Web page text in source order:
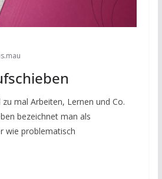
zu mal Arbeiten, Lernen und Co.
bezeichnet man als
wie problematisch